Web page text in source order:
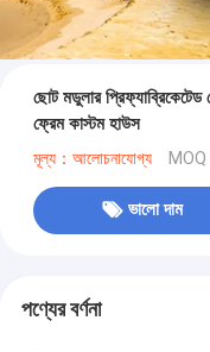
ছোট মডুলার
ফ্রেম কাস্টম হাউস
মূল্য：আলোচনাযোগ্য MOQ
ভালো দাম
পণ্যের বর্ণনা